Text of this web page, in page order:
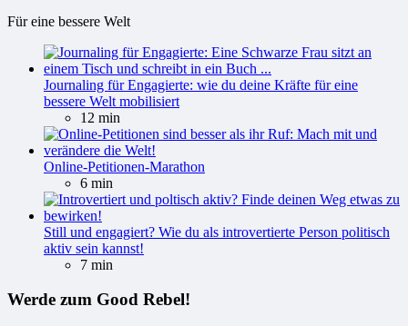
Für eine bessere Welt
Journaling für Engagierte: wie du deine Kräfte für eine
bessere Welt mobilisiert
12 min
Online-Petitionen-Marathon
6 min
Still und engagiert? Wie du als introvertierte Person politisch
aktiv sein kannst!
7 min
Werde zum Good Rebel!